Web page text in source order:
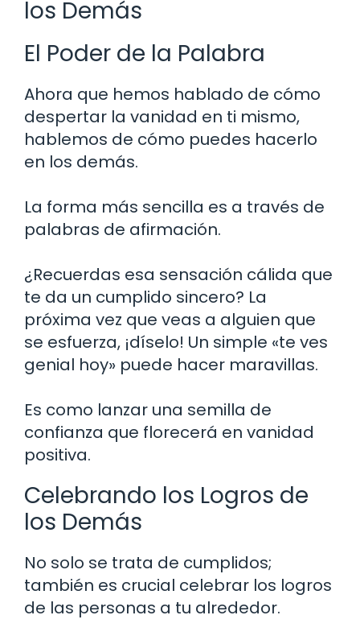
los Demás
El Poder de la Palabra
Ahora que hemos hablado de cómo
despertar la vanidad en ti mismo,
hablemos de cómo puedes hacerlo
en los demás.
La forma más sencilla es a través de
palabras de afirmación.
¿Recuerdas esa sensación cálida que
te da un cumplido sincero? La
próxima vez que veas a alguien que
se esfuerza, ¡díselo! Un simple «te ves
genial hoy» puede hacer maravillas.
Es como lanzar una semilla de
confianza que florecerá en vanidad
positiva.
Celebrando los Logros de
los Demás
No solo se trata de cumplidos;
también es crucial celebrar los logros
de las personas a tu alrededor.